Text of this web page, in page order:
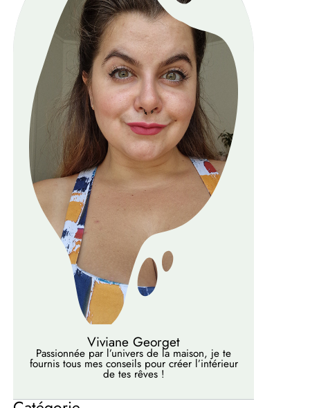
Viviane Georget
Passionnée par l’univers de la maison, je te
fournis tous mes conseils pour créer l’intérieur
de tes rêves !